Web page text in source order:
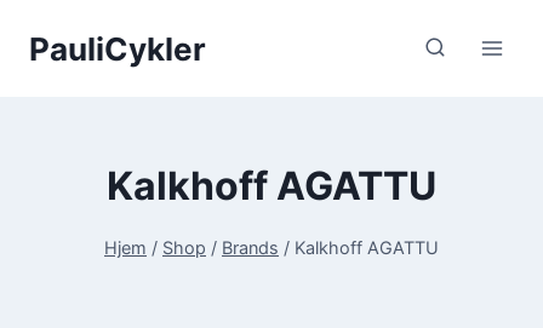
PauliCykler
Kalkhoff AGATTU
Hjem / Shop / Brands / Kalkhoff AGATTU